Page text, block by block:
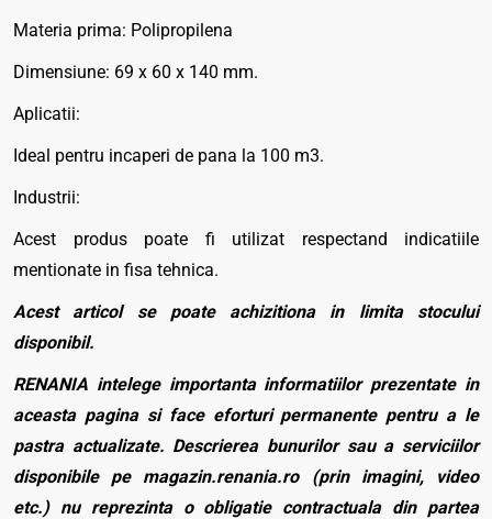
Materia prima: Polipropilena
Dimensiune: 69 x 60 x 140 mm.
Aplicatii:
Ideal pentru incaperi de pana la 100 m3.
Industrii:
Acest produs poate fi utilizat respectand indicatiile
mentionate in fisa tehnica.
Acest articol se poate achizitiona in limita stocului
disponibil.
RENANIA intelege importanta informatiilor prezentate in
aceasta pagina si face eforturi permanente pentru a le
pastra actualizate. Descrierea bunurilor sau a serviciilor
disponibile pe magazin.renania.ro (prin imagini, video
etc.) nu reprezinta o obligatie contractuala din partea